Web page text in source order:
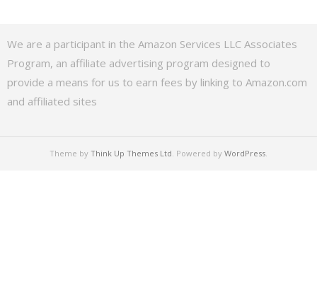
We are a participant in the Amazon Services LLC Associates
Program, an affiliate advertising program designed to
provide a means for us to earn fees by linking to Amazon.com
and affiliated sites
Theme by Think Up Themes Ltd. Powered by WordPress.